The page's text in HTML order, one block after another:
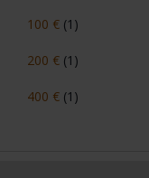
100 € (1)
200 € (1)
400 € (1)